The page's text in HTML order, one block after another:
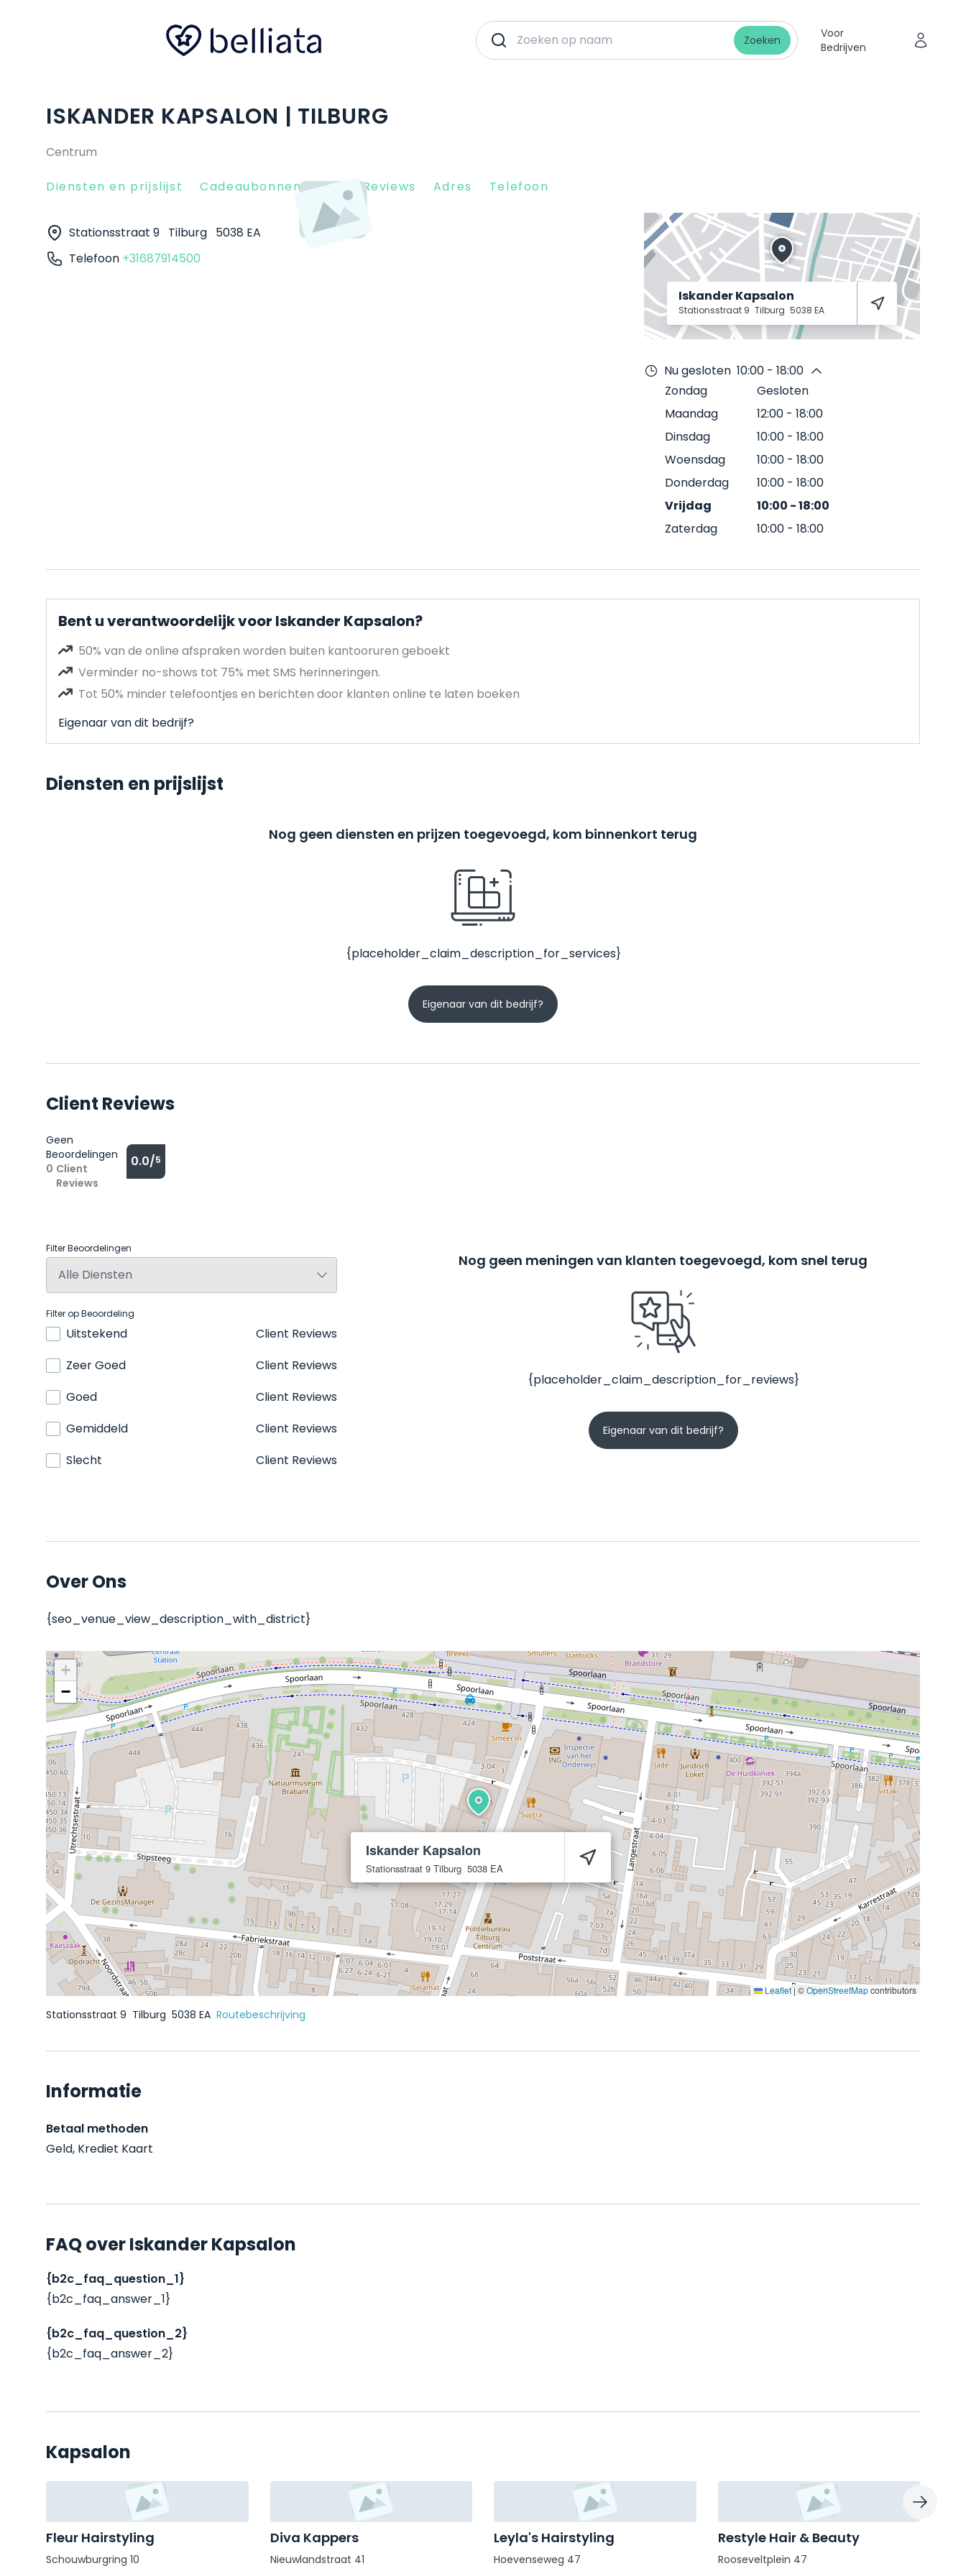
Zoeken
Voor
Bedrijven
ISKANDER KAPSALON | TILBURG
Centrum
Diensten en prijslijst Cadeaubonnen Client Reviews Adres Telefoon
Stationsstraat 9 Tilburg 5038 EA
Telefoon +31687914500
Iskander Kapsalon
Stationsstraat 9 Tilburg 5038 EA
Nu gesloten 10:00 - 18:00
Zondag
Gesloten
Maandag
12:00 - 18:00
Dinsdag
10:00 - 18:00
Woensdag
10:00 - 18:00
Donderdag
10:00 - 18:00
Vrijdag
10:00 -18:00
Zaterdag
10:00 - 18:00
Bent u verantwoordelijk voor Iskander Kapsalon?
50% van de online afspraken worden buiten kantooruren geboekt
Verminder no-shows tot 75% met SMS herinneringen.
Tot 50% minder telefoontjes en berichten door klanten online te laten boeken
Eigenaar van dit bedrijf?
Diensten en prijslijst
Nog geen diensten en prijzen toegevoegd, kom binnenkort terug
{placeholder_claim_description_for_services}
Eigenaar van dit bedrijf?
Client Reviews
Geen
Beoordelingen
0 Client
Reviews
0.0/5
Filter Beoordelingen
Filter op Beoordeling
Uitstekend
Client Reviews
Zeer Goed
Client Reviews
Goed
Client Reviews
Gemiddeld
Client Reviews
Slecht
Client Reviews
Nog geen meningen van klanten toegevoegd, kom snel terug
{placeholder_claim_description_for_reviews}
Eigenaar van dit bedrijf?
Over Ons
{seo_venue_view_description_with_district}
Iskander Kapsalon
Stationsstraat 9 Tilburg 5038 EA
+
−
Leaflet|©OpenStreetMapcontributors
Stationsstraat 9 Tilburg 5038 EA Routebeschrijving
Informatie
Betaal methoden
Geld, Krediet Kaart
FAQ over Iskander Kapsalon
{b2c_faq_question_1}
{b2c_faq_answer_1}
{b2c_faq_question_2}
{b2c_faq_answer_2}
Kapsalon
Fleur Hairstyling
Schouwburgring 10
Diva Kappers
Nieuwlandstraat 41
Leyla's Hairstyling
Hoevenseweg 47
Restyle Hair & Beauty
Rooseveltplein 47